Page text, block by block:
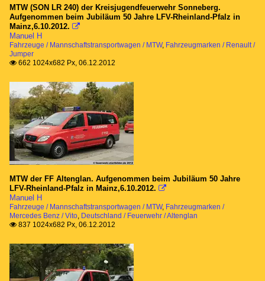
MTW (SON LR 240) der Kreisjugendfeuerwehr Sonneberg.
Aufgenommen beim Jubiläum 50 Jahre LFV-Rheinland-Pfalz in
Mainz,6.10.2012. 
Manuel H
Fahrzeuge / Mannschaftstransportwagen / MTW, Fahrzeugmarken / Renault /
Jumper
 662 1024x682 Px, 06.12.2012
MTW der FF Altenglan. Aufgenommen beim Jubiläum 50 Jahre
LFV-Rheinland-Pfalz in Mainz,6.10.2012. 
Manuel H
Fahrzeuge / Mannschaftstransportwagen / MTW, Fahrzeugmarken /
Mercedes Benz / Vito, Deutschland / Feuerwehr / Altenglan
 837 1024x682 Px, 06.12.2012